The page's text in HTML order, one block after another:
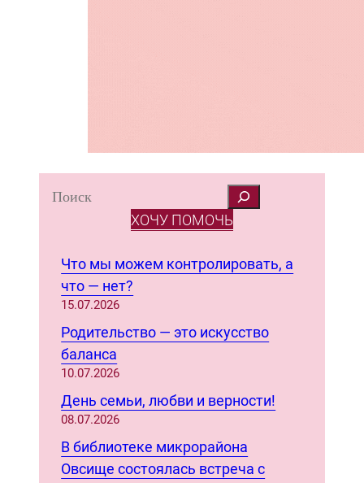
S
ХОЧУ ПОМОЧЬ
Что мы можем контролировать, а
что — нет?
15.07.2026
Родительство — это искусство
баланса
10.07.2026
День семьи, любви и верности!
08.07.2026
В библиотеке микрорайона
Овсище состоялась встреча с